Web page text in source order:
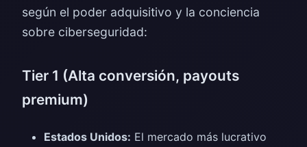
según el poder adquisitivo y la conciencia
sobre ciberseguridad:
Tier 1 (Alta conversión, payouts
premium)
Estados Unidos: El mercado más lucrativo